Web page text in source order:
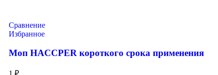
Сравнение
Избранное
Моп HACCPER короткого срока применения
1 ₽